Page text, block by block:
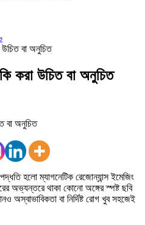
বা অনুচিত
করা উচিত বা অনুচিত
হলো ম্যাগনেটিক রেজোন্যান্স ইমেজিং
অভ্যন্তরে থাকা কোনো অঙ্গের স্পষ্ট ছবি
অস্বাভাবিকতা বা নির্দিষ্ট রোগ খুব সহজেই